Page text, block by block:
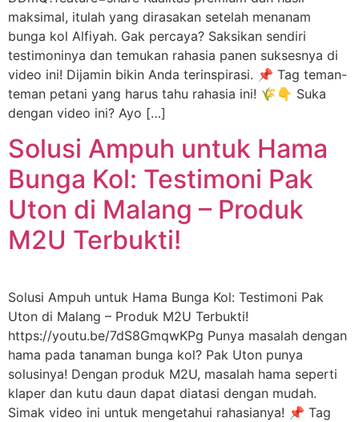
maksimal, itulah yang dirasakan setelah menanam
bunga kol Alfiyah. Gak percaya? Saksikan sendiri
testimoninya dan temukan rahasia panen suksesnya di
video ini! Dijamin bikin Anda terinspirasi. 📌 Tag teman-
teman petani yang harus tahu rahasia ini! 🌾👇 Suka
dengan video ini? Ayo […]
Solusi Ampuh untuk Hama
Bunga Kol: Testimoni Pak
Uton di Malang – Produk
M2U Terbukti!
Solusi Ampuh untuk Hama Bunga Kol: Testimoni Pak
Uton di Malang – Produk M2U Terbukti!
https://youtu.be/7dS8GmqwKPg Punya masalah dengan
hama pada tanaman bunga kol? Pak Uton punya
solusinya! Dengan produk M2U, masalah hama seperti
klaper dan kutu daun dapat diatasi dengan mudah.
Simak video ini untuk mengetahui rahasianya! 📌 Tag